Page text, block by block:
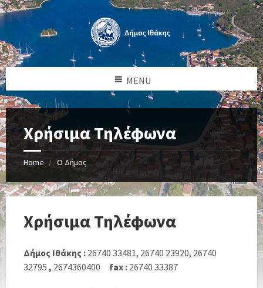
MENU
Χρήσιμα Τηλέφωνα
Home Ο Δήμος
Χρήσιμα Τηλέφωνα
Δήμος Ιθάκης : 26740 33481, 26740 23920, 26740
32795 , 2674360400 fax : 26740 33387